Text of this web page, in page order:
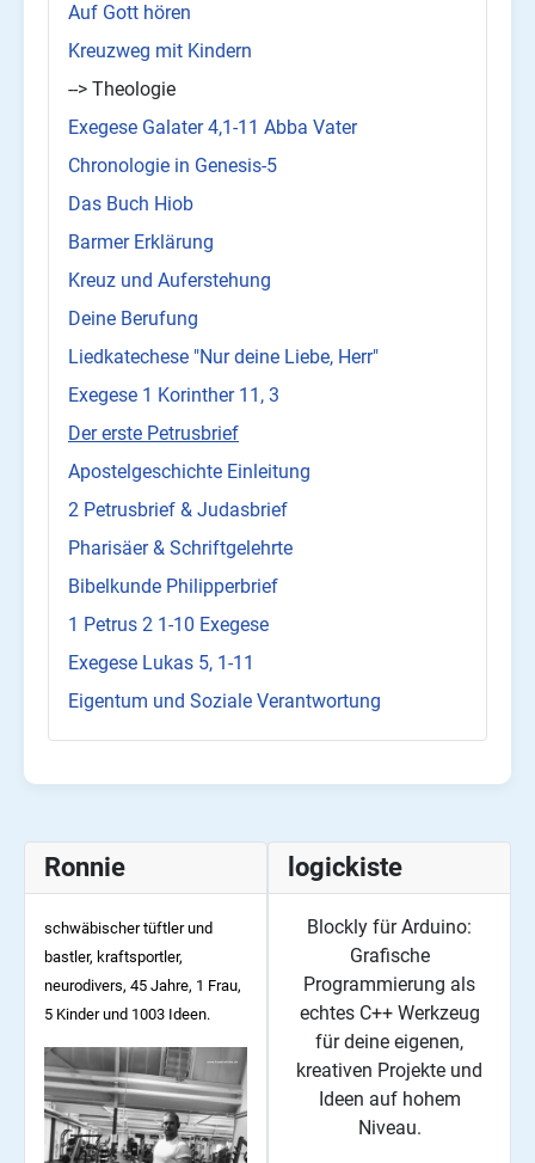
Auf Gott hören
Kreuzweg mit Kindern
--> Theologie
Exegese Galater 4,1-11 Abba Vater
Chronologie in Genesis-5
Das Buch Hiob
Barmer Erklärung
Kreuz und Auferstehung
Deine Berufung
Liedkatechese "Nur deine Liebe, Herr"
Exegese 1 Korinther 11, 3
Der erste Petrusbrief
Apostelgeschichte Einleitung
2 Petrusbrief & Judasbrief
Pharisäer & Schriftgelehrte
Bibelkunde Philipperbrief
1 Petrus 2 1-10 Exegese
Exegese Lukas 5, 1-11
Eigentum und Soziale Verantwortung
Ronnie
schwäbischer tüftler und
bastler, kraftsportler,
neurodivers, 45 Jahre, 1 Frau,
5 Kinder und 1003 Ideen.
logickiste
Blockly für Arduino:
Grafische
Programmierung als
echtes C++ Werkzeug
für deine eigenen,
kreativen Projekte und
Ideen auf hohem
Niveau.